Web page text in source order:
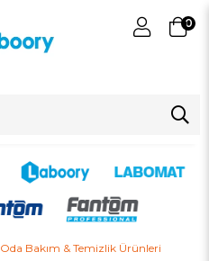
0
Oda Bakım & Temizlik Ürünleri